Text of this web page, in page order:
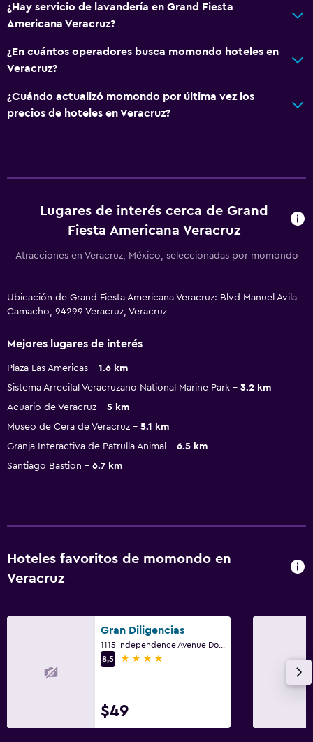
¿Hay servicio de lavandería en Grand Fiesta
Americana Veracruz?
¿En cuántos operadores busca momondo hoteles en
Veracruz?
¿Cuándo actualizó momondo por última vez los
precios de hoteles en Veracruz?
Lugares de interés cerca de Grand
Fiesta Americana Veracruz
Atracciones en Veracruz, México, seleccionadas por momondo
Ubicación de Grand Fiesta Americana Veracruz: Blvd Manuel Avila
Camacho, 94299 Veracruz, Veracruz
Mejores lugares de interés
Plaza Las Americas
1.6 km
Sistema Arrecifal Veracruzano National Marine Park
3.2 km
Acuario de Veracruz
5 km
Museo de Cera de Veracruz
5.1 km
Granja Interactiva de Patrulla Animal
6.5 km
Santiago Bastion
6.7 km
Hoteles favoritos de momondo en
Veracruz
Gran Diligencias
8,5
4 estrellas
$49